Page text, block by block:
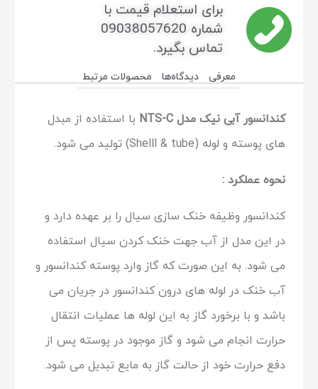
برای استعلام قیمت با
شماره 09038057620
تماس بگیرد.
معرفی دیدگاه‌ها محصولات مرتبط
کندانسور آبی نیک مدل NTS-C
با استفاده از مبدل
های پوسته و لوله (Shelll & tube) تولید می شود.
نحوه عملکرد :
کندانسور وظیفه خنک سازی سیال را بر عهده دارد و
در این مدل از آب جهت خنک کردن سیال استفاده
می شود. به این صورت که گاز وارد پوسته کندانسور و
آب خنک در لوله های درون کندانسور در جریان می
باشد و با برخورد گاز به این لوله ها عملیات انتقال
حرارت انجام می شود و گاز موجود در پوسته پس از
دفع حرارت خود از حالت گاز به مایع تبدیل می شود.